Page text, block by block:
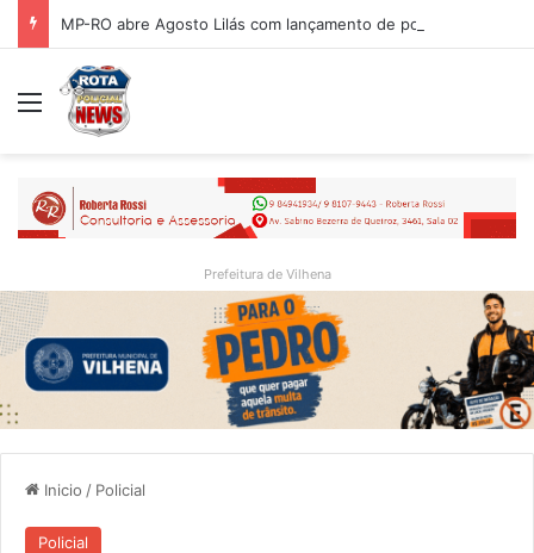
Menu
Prefeitura de Vilhena
Inicio / Policial
Policial